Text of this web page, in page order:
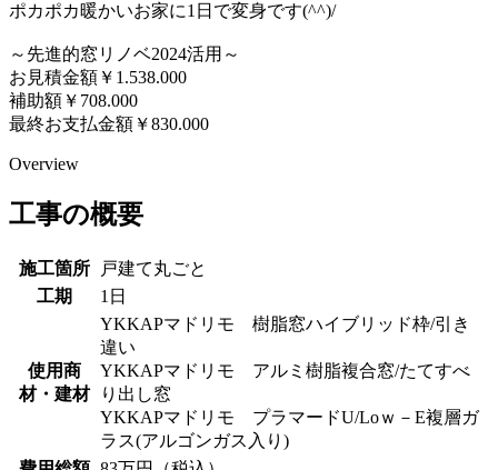
ポカポカ暖かいお家に1日で変身です(^^)/
～先進的窓リノベ2024活用～
お見積金額￥1.538.000
補助額￥708.000
最終お支払金額￥830.000
Overview
工事の概要
施工箇所
戸建て丸ごと
工期
1日
使用商
材・建材
YKKAPマドリモ 樹脂窓ハイブリッド枠/引き
違い
YKKAPマドリモ アルミ樹脂複合窓/たてすべ
り出し窓
YKKAPマドリモ プラマードU/Loｗ－E複層ガ
ラス(アルゴンガス入り)